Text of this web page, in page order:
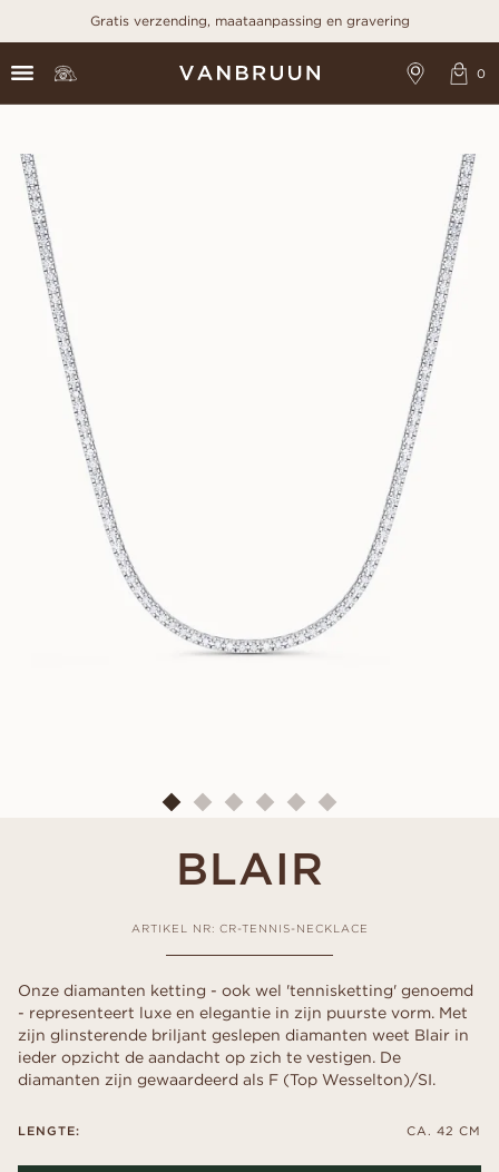
Gratis verzending, maataanpassing en gravering
BLAIR
ARTIKEL NR: CR-TENNIS-NECKLACE
Onze diamanten ketting - ook wel 'tennisketting' genoemd
- representeert luxe en elegantie in zijn puurste vorm. Met
zijn glinsterende briljant geslepen diamanten weet Blair in
ieder opzicht de aandacht op zich te vestigen. De
diamanten zijn gewaardeerd als F (Top Wesselton)/SI.
LENGTE: CA. 42 CM